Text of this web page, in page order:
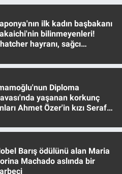
ilk kadın başbakanı
bilinmeyenleri!
hayranı, sağcı
Diploma
yaşanan korkunç
Ahmet Özer'in kızı Seraf
Barış ödülünü alan Maria
Machado aslında bir